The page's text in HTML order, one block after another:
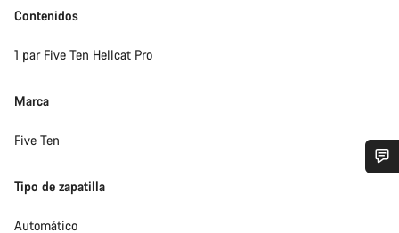
Contenidos
1 par Five Ten Hellcat Pro
Marca
Five Ten
Tipo de zapatilla
Automático
¿Necesitas ayuda?